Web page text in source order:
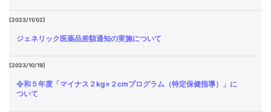
[2023/11/02]
ジェネリック医薬品差額通知の実施について
[2023/10/19]
令和５年度「マイナス２kg×２cmプログラム（特定保健指導）」に
ついて